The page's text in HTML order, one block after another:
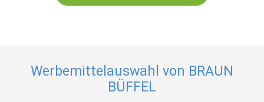
Werbemittelauswahl von BRAUN
BÜFFEL